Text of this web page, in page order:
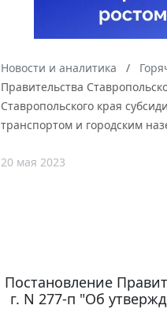
Новости и аналитика
Правительства
Ставропольского края
транспортом и городским
20 мая 2023
Постановление
г. N 277-п "Об